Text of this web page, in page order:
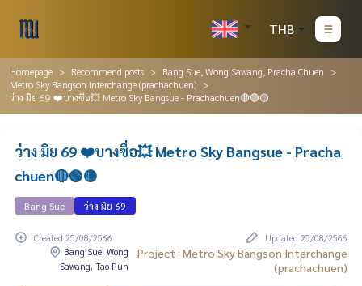
THB
Homepage Recommend posts
Bang Sue, Wong Sawang, Pracha Chuen
Metro Sky Bangson Interchange (prachachuen)
ว่าง มิย 69 ❤️บางซื่อ💥 Metro Sky Bangsue - Prachachuen🔴🟢🟡
ว่าง มิย 69 ❤️บางซื่อ💥 Metro Sky Bangsue - Pracha
chuen🔴🟢🟡
Bang Sue ว่าง มิย 69
Created 25/08/2566
Updated 25/08/2566
Bang Sue, Wong
Sawang, Tao Pun
Project : Metro Sky Bangson Interchange
(prachachuen)